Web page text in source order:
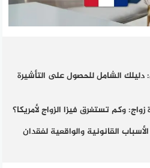
دليلك الشامل للحصول على التأشيرة
وكم تستغرق فيزا الزواج لأمريكا؟
القانونية والواقعية لفقدان